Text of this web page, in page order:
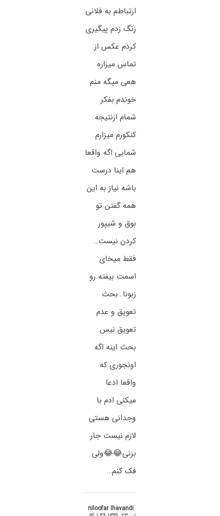
ارتباطم به فلانی
زنگ زدم پیگیری
کردم عکس از
تماس میزاره
هعی میگه منم
خوندم بفکر
شمام ازنتیجه
کنکورم میزارم
شمایی اگه واقعا
هم اینا درست
باشه نیاز به این
همه گفتن تو
بوق و شیپور
کردن نیست…
فقط میخای
اسمت بیفته رو
زبونا…بحث
تعویق و عدم
تعویق نیس
بحث اینه اگه
اونجوری که
واقعا ادعا
میکنی ادم با
وجدانی هستی
لازم نیست جار
بزنی😂😂ولی
فک کنم‌…
niloofar Ihavandi